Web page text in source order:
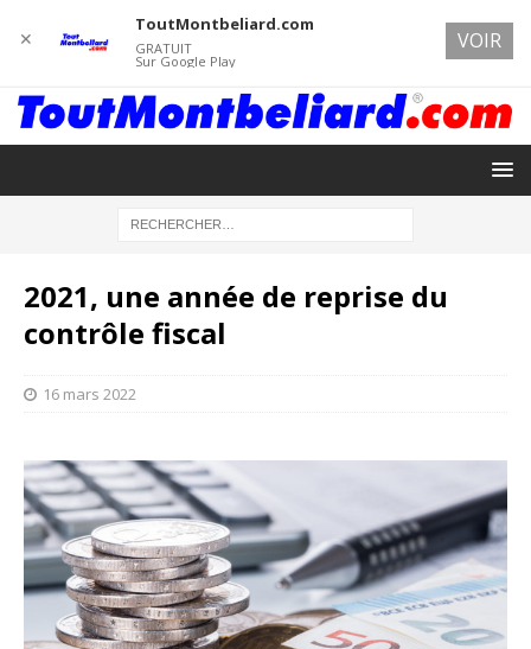
2021, une année de reprise du
contrôle fiscal
16 mars 2022
✕
ToutMontbeliard.com
GRATUIT
Sur Google Play
VOIR